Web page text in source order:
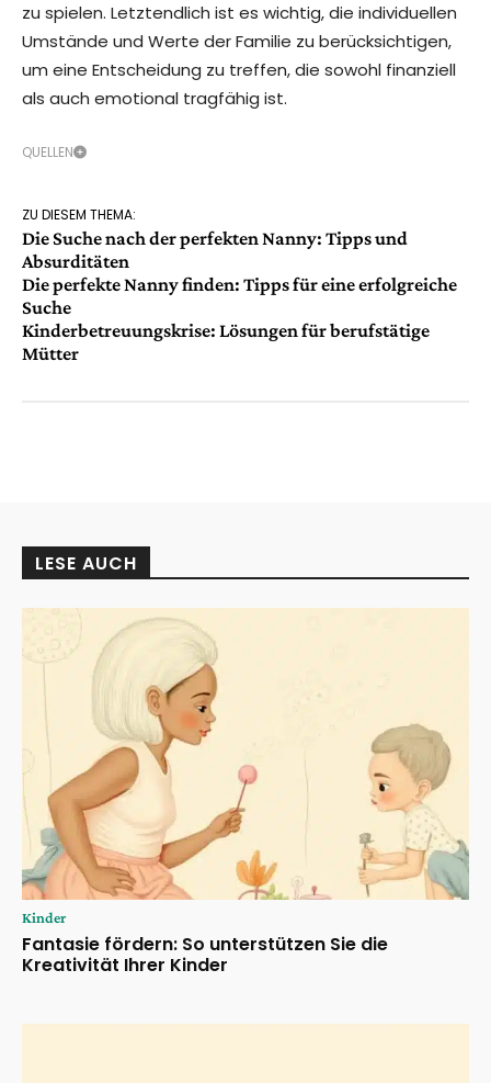
zu spielen. Letztendlich ist es wichtig, die individuellen
Umstände und Werte der Familie zu berücksichtigen,
um eine Entscheidung zu treffen, die sowohl finanziell
als auch emotional tragfähig ist.
QUELLEN
ZU DIESEM THEMA:
Die Suche nach der perfekten Nanny: Tipps und
Absurditäten
Die perfekte Nanny finden: Tipps für eine erfolgreiche
Suche
Kinderbetreuungskrise: Lösungen für berufstätige
Mütter
LESE AUCH
Kinder
Fantasie fördern: So unterstützen Sie die
Kreativität Ihrer Kinder